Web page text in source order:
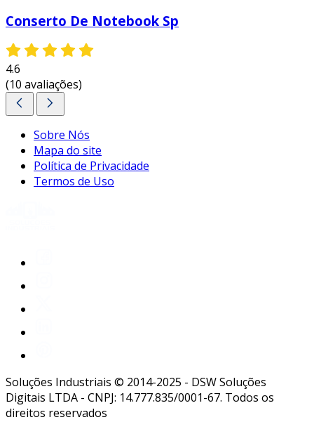
Conserto De Notebook Sp
4.6
(10 avaliações)
Sobre Nós
Mapa do site
Política de Privacidade
Termos de Uso
Soluções Industriais © 2014-2025 - DSW Soluções
Digitais LTDA - CNPJ: 14.777.835/0001-67. Todos os
direitos reservados